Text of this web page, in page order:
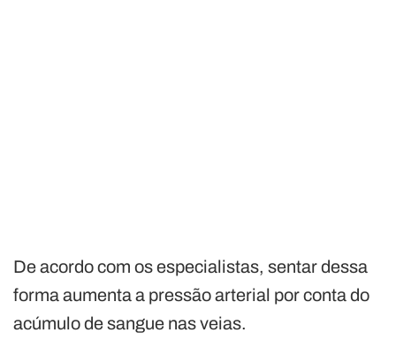
De acordo com os especialistas, sentar dessa
forma aumenta a pressão arterial por conta do
acúmulo de sangue nas veias.